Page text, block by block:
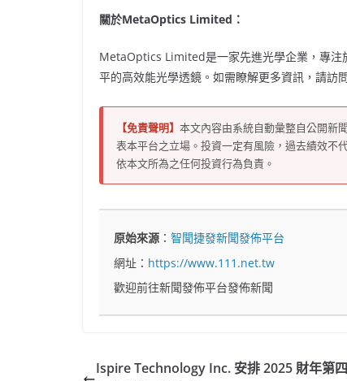
關於MetaOptics Limited：
MetaOptics Limited是一家先進光學企業，專注
平的高效能光學透鏡。如需瞭解更多資訊，請訪
【免責聲明】 本文內容由系統自動彙整自公開新
表本平台之立場。投資一定有風險，過去績效不
依本文所為之任何投資行為負責。
原始來源 ：智聞捷發新聞發佈平台
網址： https://www.111.net.tw
歡迎前往新聞發佈平台發佈新聞
Ispire Technology Inc. 安排 2025 財年第